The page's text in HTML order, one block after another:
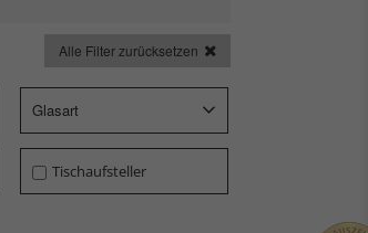
Alle Filter zurücksetzen
Glasart
Tischaufsteller